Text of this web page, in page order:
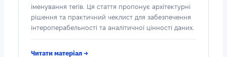
іменування тегів. Ця стаття пропонує архітектурні
рішення та практичний чеклист для забезпечення
інтероперабельності та аналітичної цінності даних.
Читати матеріал →